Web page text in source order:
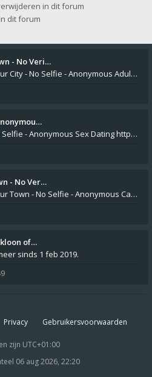
in dit forum
dit forum
- No Veri…
Private Girls From Your City - No Selfie - Anonymous Adult Dating https://privatedates.live Private Girls In Your
Girls In Your City - No Selfie - Anonymous Sex Dating https://SecretPrivat.com Womens In Your Town - Anonymous S
- No Ver…
Private Girls From Your Town - No Selfie - Anonymous Casual Dating https://PrivateLadyEscorts.com Private Lady In
of…
sinds 1 feb 2019.
Privacy Gebruikersvoorwaarden
zijn UTC+01:00
06 aug 2026, 22:20